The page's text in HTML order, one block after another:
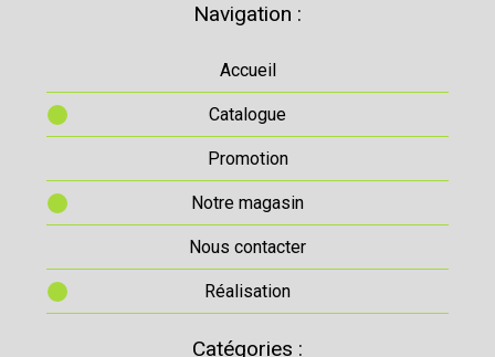
Navigation :
Accueil
Catalogue
Promotion
Notre magasin
Nous contacter
Réalisation
Catégories :